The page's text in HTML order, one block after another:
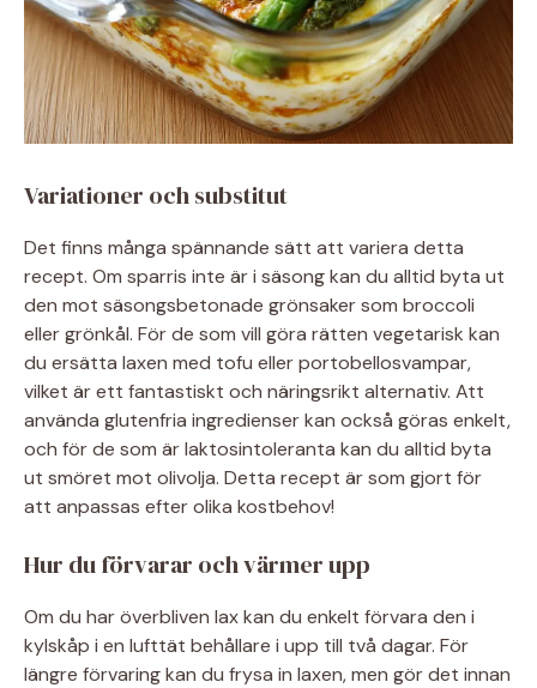
Variationer och substitut
Det finns många spännande sätt att variera detta
recept. Om sparris inte är i säsong kan du alltid byta ut
den mot säsongsbetonade grönsaker som broccoli
eller grönkål. För de som vill göra rätten vegetarisk kan
du ersätta laxen med tofu eller portobellosvampar,
vilket är ett fantastiskt och näringsrikt alternativ. Att
använda glutenfria ingredienser kan också göras enkelt,
och för de som är laktosintoleranta kan du alltid byta
ut smöret mot olivolja. Detta recept är som gjort för
att anpassas efter olika kostbehov!
Hur du förvarar och värmer upp
Om du har överbliven lax kan du enkelt förvara den i
kylskåp i en lufttät behållare i upp till två dagar. För
längre förvaring kan du frysa in laxen, men gör det innan